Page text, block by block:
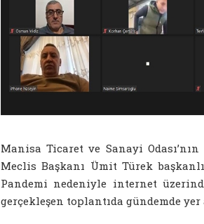
Manisa Ticaret ve Sanayi
Meclis Başkanı Ümit Türek
Pandemi nedeniyle internet
gerçekleşen toplantıda gündemde